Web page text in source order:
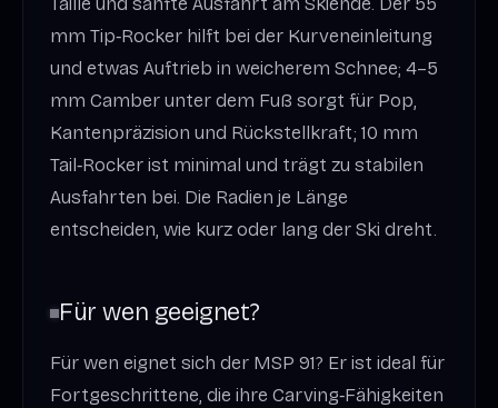
mm Tip‑Rocker hilft bei der Kurveneinleitung
und etwas Auftrieb in weicherem Schnee; 4–5
mm Camber unter dem Fuß sorgt für Pop,
Kantenpräzision und Rückstellkraft; 10 mm
Tail‑Rocker ist minimal und trägt zu stabilen
Ausfahrten bei. Die Radien je Länge
entscheiden, wie kurz oder lang der Ski dreht.
Für wen geeignet?
Für wen eignet sich der MSP 91? Er ist ideal für
Fortgeschrittene, die ihre Carving‑Fähigkeiten